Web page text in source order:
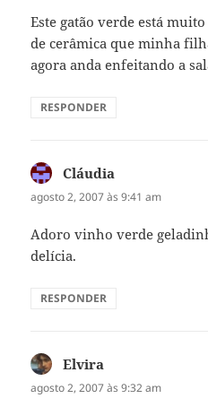
Este gatão verde está
de cerâmica que minha
agora anda enfeitando a
RESPONDER
Cláudia
agosto 2, 2007 às 9:41 am
Adoro vinho verde
delícia.
RESPONDER
Elvira
agosto 2, 2007 às 9:32 am